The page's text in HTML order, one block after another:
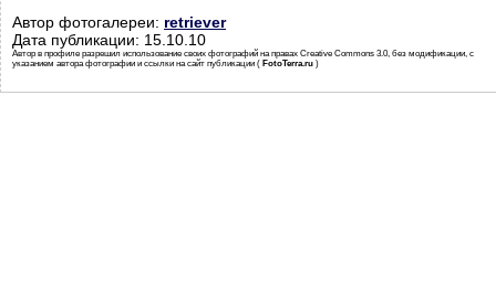
Автор фотогалереи: retriever
Дата публикации: 15.10.10
Автор в профиле разрешил использование своих фотографий на правах Creative Commons 3.0, без модификации, с
указанием автора фотографии и ссылки на сайт публикации ( FotoTerra.ru )